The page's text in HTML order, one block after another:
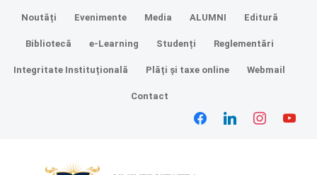
Noutăți Evenimente Media ALUMNI Editură
Bibliotecă e-Learning Studenți Reglementări
Integritate Instituțională Plăți și taxe online Webmail
Contact